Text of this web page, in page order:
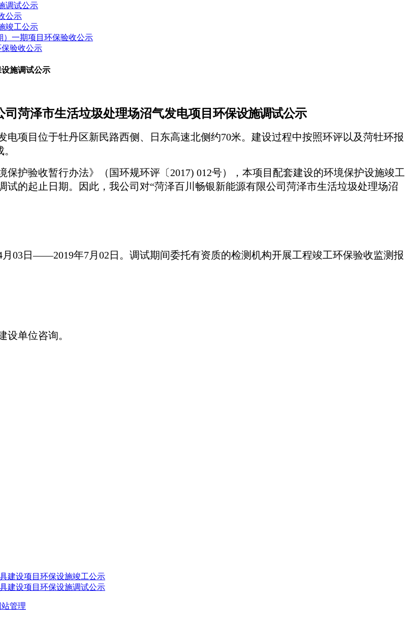
调试公示
公示
竣工公示
）一期项目环保验收公示
验收公示
施调试公示
菏泽市生活垃圾处理场沼气发电项目环保设施调试公示
电项目 位于牡丹区新民路西侧、日东高速北侧约70米。建设过程中按照环评以及菏牡环报
保护验收暂行办法》（国环规环评〔2017) 012号），本项目配套建设的环境保护设施竣工
试的起止日期。因此，我公司对“菏泽百川畅银新能源有限公司菏泽市生活垃圾处理场沼
03日——2019年7月 02 日。调试期间委托有资质的检测机构开展工程竣工环保验收监测报
单位咨询。
建设项目环保设施竣工公示
建设项目环保设施调试公示
站管理